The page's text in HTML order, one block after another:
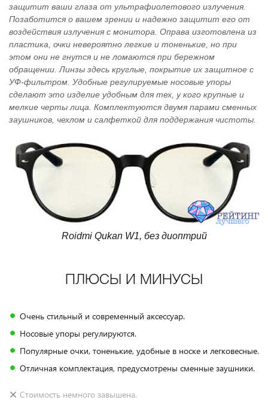
защитит ваши глаза от ультрафиолетового излучения.
Позаботится о вашем зрении и надежно защитит его от
воздействия излучения с монитора. Оправа изготовлена из
пластика, очки невероятно легкие и тоненькие, но при
этом они не гнутся и не ломаются при бережном
обращении. Линзы здесь круглые, покрытие их защитное с
УФ-фильтром. Удобные регулируемые носовые упоры
сделают это изделие удобным для тех, у кого крупные и
мелкие черты лица. Комплектуются двумя парами сменных
заушников, чехлом и салфеткой для поддержания чистоты.
Roidmi Qukan W1, без диоптрий
ПЛЮСЫ И МИНУСЫ
Очень стильный и современный аксессуар.
Носовые упоры регулируются.
Популярные очки, тоненькие, удобные в носке и легковесные.
Отличная комплектация, предусмотрены сменные заушники.
Стоимость немного завышена.